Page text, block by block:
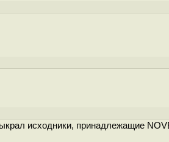
исходники, принадлежащие